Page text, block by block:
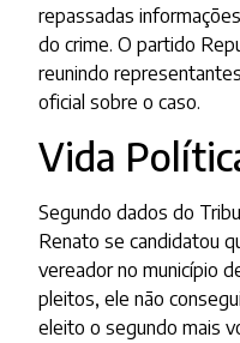
repassadas
do crime. O partido
reunindo
oficial sobre o caso.
Vida
Segundo dados do
Renato se candidatou
vereador no município
pleitos, ele não
eleito o segundo mais